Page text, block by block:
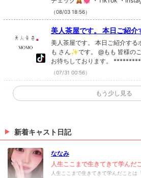
ube
（08/03 18:56）
美人茶屋です。 本日ご紹介するホステスさんは
✨ もも さん✨です。 @もも 皆様のご指名ご来
店、心よりお待ちしてお
******** 美人茶屋では一緒に働いてくれるホ
ステスさん、スタッフを常
ご不明点等ございましたら
******
美人茶屋です。 本日ご紹介するホステスさんは ✨ も
も さん✨です。 @もも 皆様のご指名ご来店、心より
お待ちしております。
************************** 美人茶屋では一緒に働い
てくれるホステスさん、スタッ
す。 ご不明点等ございましたら
て、お気軽にお問合せ下さい。 *********************
***************** #美人茶屋 #六本木 #キャバクラ #
屋のTikTokのフォローといいね
（07/31 00:56）
✨キャスト様掲載✨
みなさんのお写真を掲載しまし
（07/22 19:07）
✨キャスト様掲載✨
いよさんのお写真を掲載しまし
ページはこちら★ 💓🧸きゃばき
もう少し見る
新着キャスト日記
ななみ
人生ここまで生きてきて学んだ
人生ここまで生きてきて学んだことは